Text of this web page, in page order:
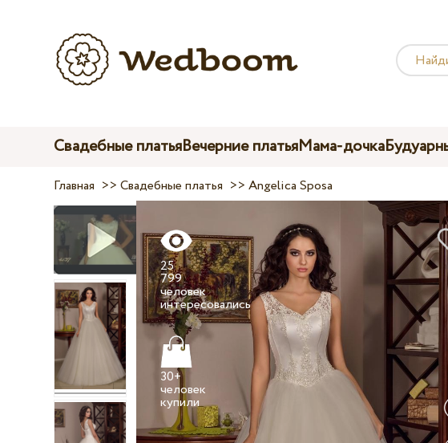
Свадебные платьяВечерние платьяМама-дочка
Главная >>Свадебные платья >>Angelica Sposa
25
799
человек
интересовались
30+
человек
купили